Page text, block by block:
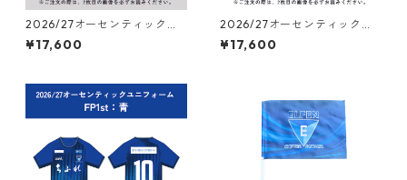
2026/27オーセンティックユ
ニフォーム ゴールキーパー（1
st：赤）
¥17,600
2026/27オーセンティックユ
ニフォーム フィールドプレー
ヤー（2nd：白）
¥17,600